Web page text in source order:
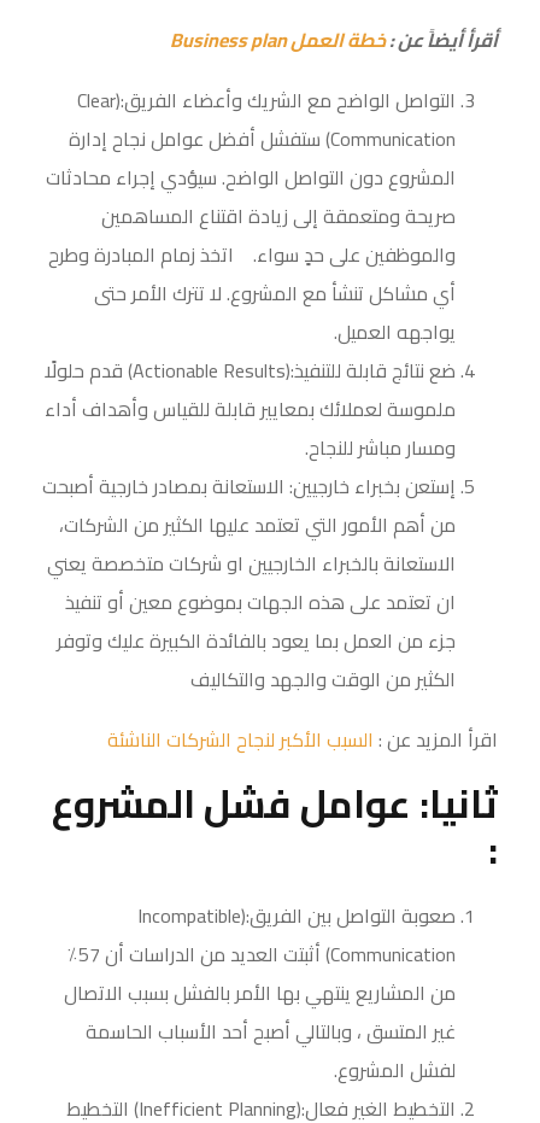
أقرأ أيضاً عن:خطة العمل Business plan
التواصل الواضح مع الشريك وأعضاء الفريق:(Clear
Communication) ستفشل أفضل عوامل نجاح إدارة
المشروع دون التواصل الواضح. سيؤدي إجراء محادثات
صريحة ومتعمقة إلى زيادة اقتناع المساهمين
والموظفين على حدٍ سواء. اتخذ زمام المبادرة وطرح
أي مشاكل تنشأ مع المشروع. لا تترك الأمر حتى
يواجهه العميل.
ضع نتائج قابلة للتنفيذ:(Actionable Results) قدم حلولًا
ملموسة لعملائك بمعايير قابلة للقياس وأهداف أداء
ومسار مباشر للنجاح.
إستعن بخبراء خارجيين: الاستعانة بمصادر خارجية أصبحت
من أهم الأمور التي تعتمد عليها الكثير من الشركات،
الاستعانة بالخبراء الخارجيين او شركات متخصصة يعني
ان تعتمد على هذه الجهات بموضوع معين أو تنفيذ
جزء من العمل بما يعود بالفائدة الكبيرة عليك وتوفر
الكثير من الوقت والجهد والتكاليف
اقرأ المزيد عن : السبب الأكبر لنجاح الشركات الناشئة
ثانيا: عوامل فشل المشروع
:
صعوبة التواصل بين الفريق:(Incompatible
Communication) أثبتت العديد من الدراسات أن 57٪
من المشاريع ينتهي بها الأمر بالفشل بسبب الاتصال
غير المتسق ، وبالتالي أصبح أحد الأسباب الحاسمة
لفشل المشروع.
التخطيط الغير فعال:(Inefficient Planning) التخطيط